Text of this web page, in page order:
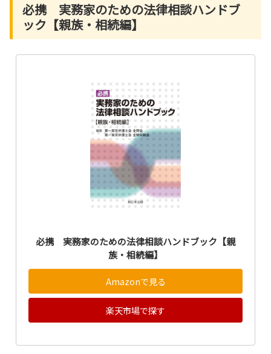
必携 実務家のための法律相談ハンドブ
ック【親族・相続編】
必携 実務家のための法律相談ハンドブック【親
族・相続編】
Amazonで見る
楽天市場で探す